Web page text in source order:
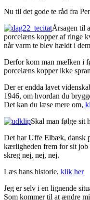
Nu til det gode te råd fra
Årsagen til
porcelæns kopper af ringe
når varm te blev hældt i
Derfor kom man mælken i
porcelæns kopper ikke
Der er endda lavet
1946, om hvordan du
Det kan du læse mere om,
Skal man følge sit
Det har Uffe Elbæk, dansk
kærligheden frem for sit job
skreg nej, nej, nej.
Læs hans historie, klik her
Jeg er selv i en lignende
Som kommer til at ændre